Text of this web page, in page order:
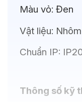
Màu vỏ: Đen
Vật liệu:
Chuẩn IP:
Thông số kỹ